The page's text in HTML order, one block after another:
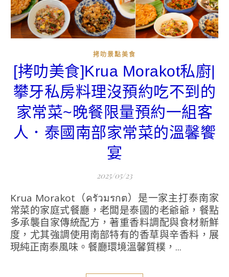
拷叻景點美食
[拷叻美食]Krua Morakot私廚|
攀牙私房料理沒預約吃不到的
家常菜~晚餐限量預約一組客
人．泰國南部家常菜的溫馨饗
宴
2025/05/23
Krua Morakot（ครัวมรกต）是一家主打泰南家
常菜的家庭式餐廳，老闆是泰國的老爺爺，餐點
多承襲自家傳統配方，著重香料調配與食材新鮮
度，尤其強調使用南部特有的香草與辛香料，展
現純正南泰風味。餐廳環境溫馨質樸，...